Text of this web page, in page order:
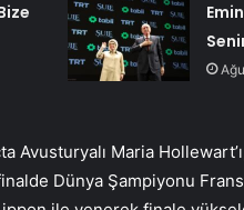
Avusturyalı Maria
Dünya Şampiyonu